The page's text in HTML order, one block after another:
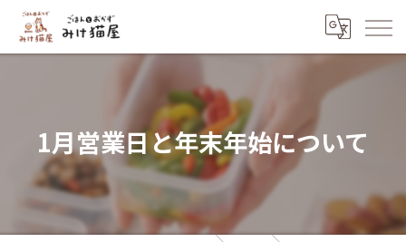
1月営業日と年末年始について